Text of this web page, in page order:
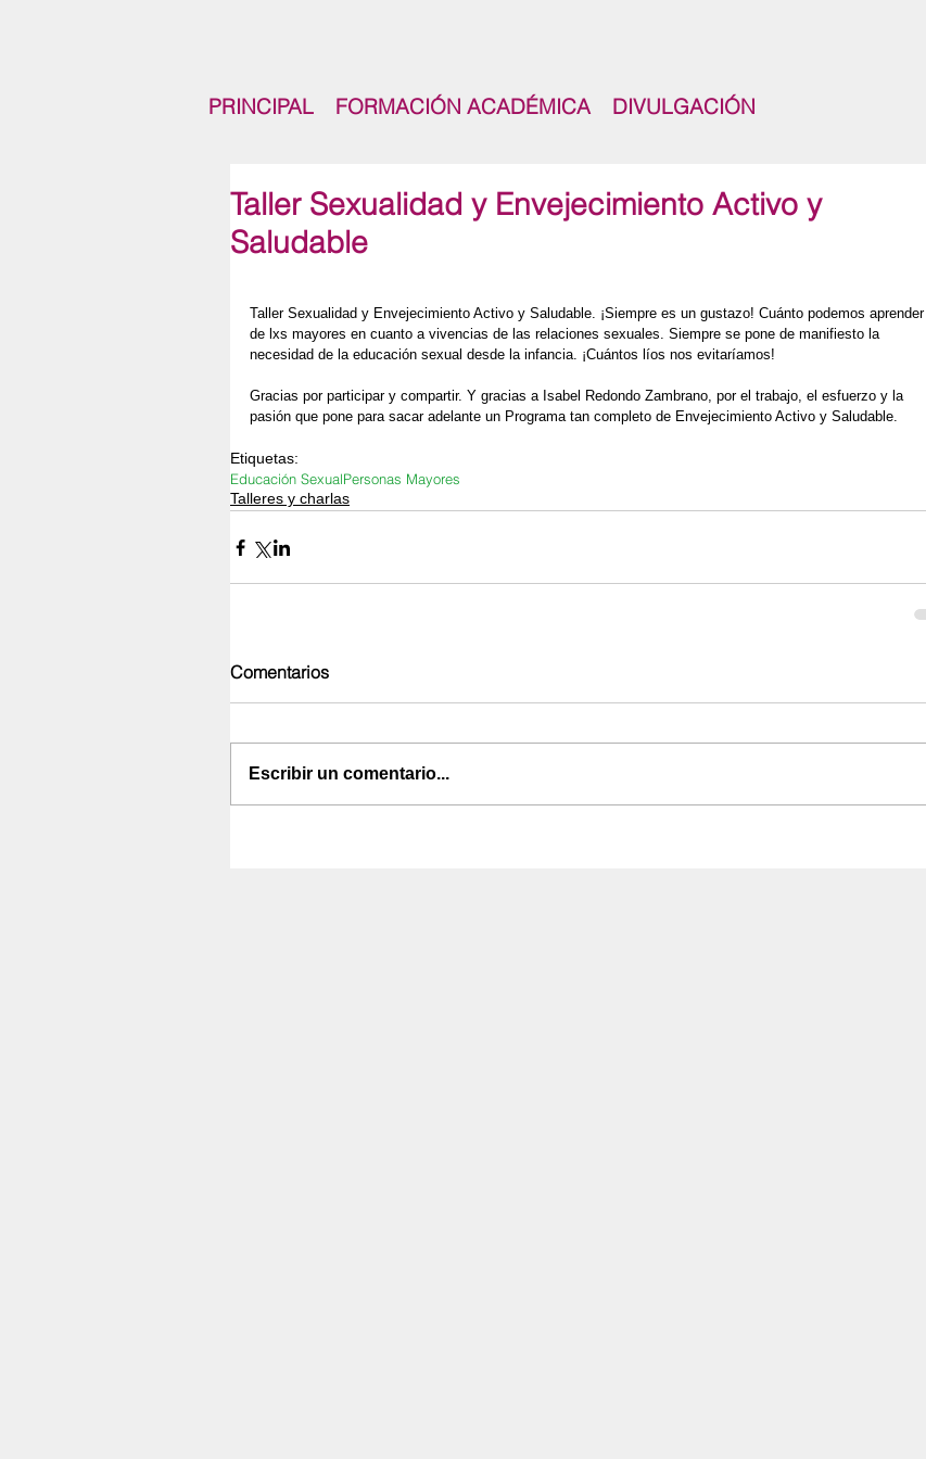
PRINCIPAL FORMACIÓN ACADÉMICA DIVULGACIÓN
Taller Sexualidad y Envejecimiento Activo y
Saludable
Taller Sexualidad y Envejecimiento Activo y Saludable. ¡Siempre es un gustazo! Cuánto podemos aprender
de lxs mayores en cuanto a vivencias de las relaciones sexuales. Siempre se pone de manifiesto la
necesidad de la educación sexual desde la infancia. ¡Cuántos líos nos evitaríamos!
Gracias por participar y compartir. Y gracias a Isabel Redondo Zambrano, por el trabajo, el esfuerzo y la
pasión que pone para sacar adelante un Programa tan completo de Envejecimiento Activo y Saludable.
Etiquetas:
Educación SexualPersonas Mayores
Talleres y charlas
Comentarios
Escribir un comentario...